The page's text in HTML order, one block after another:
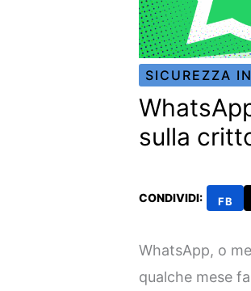
SICUREZZA
sulla
CONDIVIDI: FB
WhatsApp, o
qualche mese